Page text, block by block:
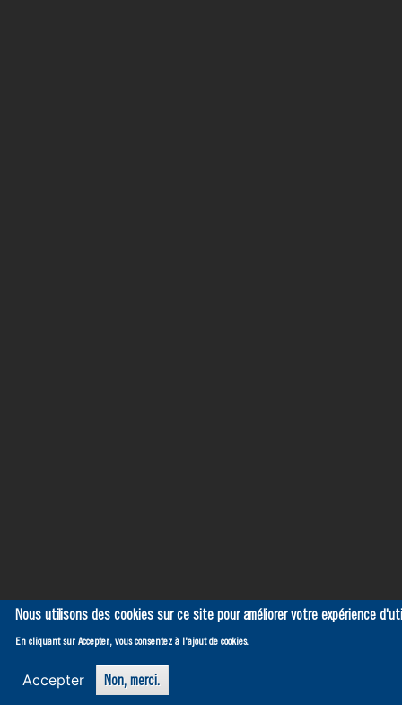
Nous utilisons des cookies sur ce site pour améliorer votre expérience
En cliquant sur Accepter, vous consentez à l'ajout de cookies.
Accepter Non, merci.